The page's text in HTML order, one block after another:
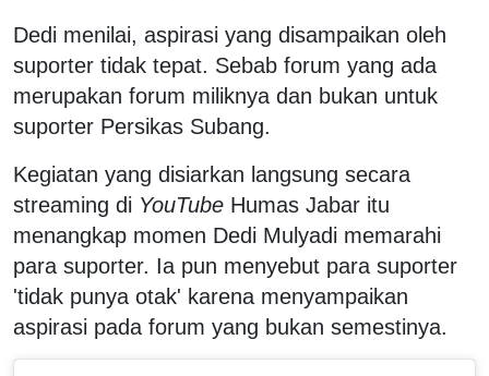
Dedi menilai, aspirasi yang disampaikan oleh
suporter tidak tepat. Sebab forum yang ada
merupakan forum miliknya dan bukan untuk
suporter Persikas Subang.
Kegiatan yang disiarkan langsung secara
streaming di YouTube Humas Jabar itu
menangkap momen Dedi Mulyadi memarahi
para suporter. Ia pun menyebut para suporter
'tidak punya otak' karena menyampaikan
aspirasi pada forum yang bukan semestinya.